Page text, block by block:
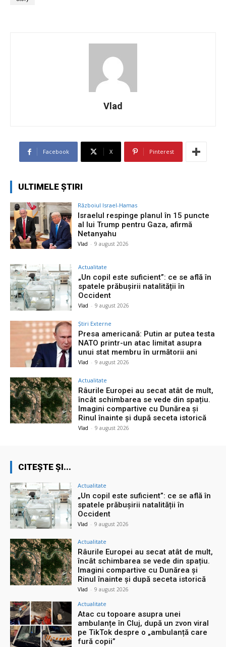
Vlad
Facebook X Pinterest
ULTIMELE ȘTIRI
Războiul Israel-Hamas
Israelul respinge planul în 15 puncte
al lui Trump pentru Gaza, afirmă
Netanyahu
Vlad - 9 august 2026
Actualitate
„Un copil este suficient”: ce se află în
spatele prăbușirii natalității în
Occident
Vlad - 9 august 2026
Știri Externe
Presa americană: Putin ar putea testa
NATO printr-un atac limitat asupra
unui stat membru în următorii ani
Vlad - 9 august 2026
Actualitate
Râurile Europei au secat atât de mult,
încât schimbarea se vede din spațiu.
Imagini compartive cu Dunărea și
Rinul înainte și după seceta istorică
Vlad - 9 august 2026
CITEȘTE ȘI...
Actualitate
„Un copil este suficient”: ce se află în
spatele prăbușirii natalității în
Occident
Vlad - 9 august 2026
Actualitate
Râurile Europei au secat atât de mult,
încât schimbarea se vede din spațiu.
Imagini compartive cu Dunărea și
Rinul înainte și după seceta istorică
Vlad - 9 august 2026
Actualitate
Atac cu topoare asupra unei
ambulanțe în Cluj, după un zvon viral
pe TikTok despre o „ambulanță care
fură copii”